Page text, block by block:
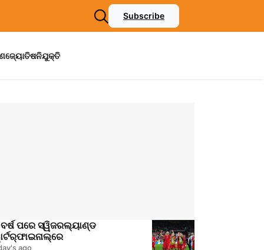
Subscribe
ଜ୍ୟୋତିଷନିଯୁକ୍ତି
ପରେ ସ୍ୱିଜରଲ୍ୟାଣ୍ଡ
ago